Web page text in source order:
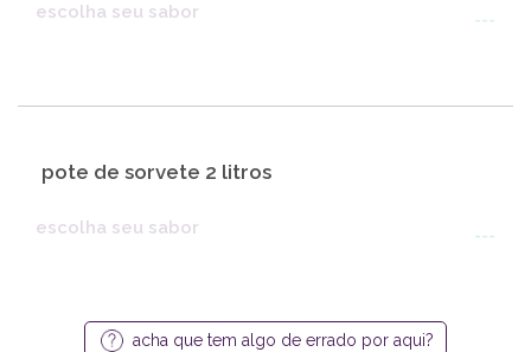
escolha seu sabor ---
pote de sorvete 2 litros
escolha seu sabor ---
acha que tem algo de errado por aqui?